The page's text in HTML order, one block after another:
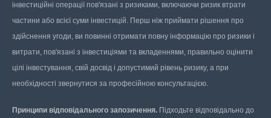
інвестиційні операції пов'язані з ризиками, включаючи ризик втрати
частини або всієї суми інвестицій. Перш ніж приймати рішення про
здійснення угоди, ви повинні отримати повну інформацію про ризики і
витрати, пов'язані з інвестиціями та вкладеннями, правильно оцінити
цілі інвестування, свій досвід і допустимий рівень ризику, а при
необхідності звернутися за професійною консультацією.
Принципи відповідального запозичення. Підходьте відповідально до